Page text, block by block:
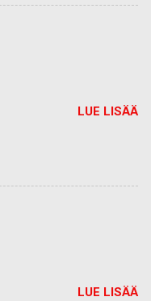
LUE LISÄÄ
LUE LISÄÄ